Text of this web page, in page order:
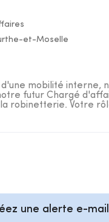
et-Moselle
mobilité interne,
futur Chargé
robinetterie. Votre
une alerte e-mail